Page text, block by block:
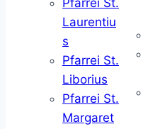
Pfarrei St.
Laurentiu
s
Pfarrei St.
Liborius
Pfarrei St.
Margaret